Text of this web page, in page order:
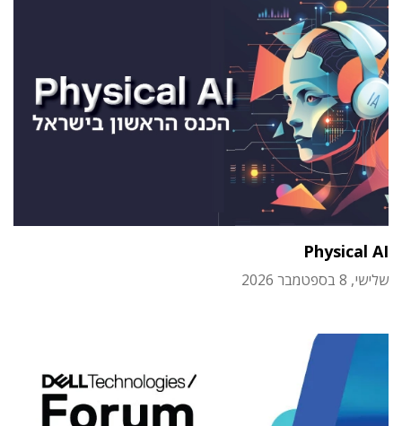
Physical AI
שלישי, 8 בספטמבר 2026